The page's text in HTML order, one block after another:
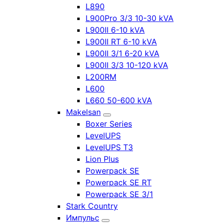
L890
L900Pro 3/3 10-30 kVA
L900II 6-10 kVA
L900II RT 6-10 kVA
L900II 3/1 6-20 kVA
L900II 3/3 10-120 kVA
L200RM
L600
L660 50-600 kVA
Makelsan
Boxer Series
LevelUPS
LevelUPS T3
Lion Plus
Powerpack SE
Powerpack SE RT
Powerpack SE 3/1
Stark Country
Импульс